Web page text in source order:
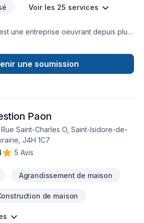
pour que vous puissiez
Voir les 25 services
une entreprise oeuvrant depuis plus
des
- travaux d’isolation des
de
etc) Plusieurs modes
de financement aussi disponible.
une soumission
Paon
Rue Saint-Charles O, Saint-Isidore-de-
J4H 1C7
5 Avis
Agrandissement de maison
de maison